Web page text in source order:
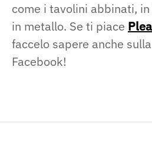
come i tavolini abbinati,
in metallo. Se ti piace
faccelo sapere anche
Facebook!